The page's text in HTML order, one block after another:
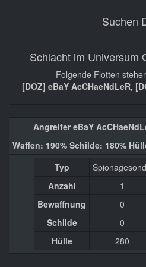
Suchen
Schlacht im Universum
Folgende Flotten
[DOZ] eBaY AcCHaeNdLeR,
Angreifer eBaY
Waffen: 190% Schilde: 180%
Typ
Anzahl
1
Bewaffnung
0
Schilde
0
Hülle
280